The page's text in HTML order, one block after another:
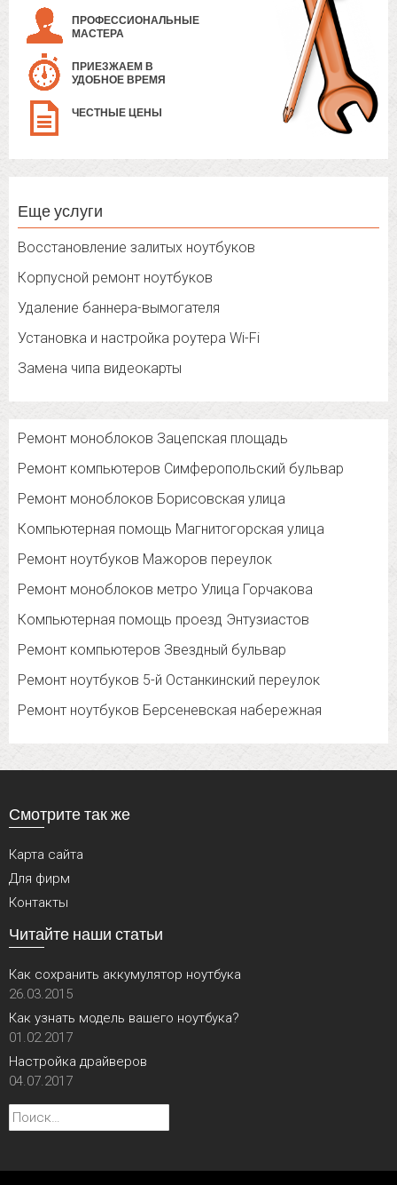
ПРОФЕССИОНАЛЬНЫЕ
МАСТЕРА
ПРИЕЗЖАЕМ В
УДОБНОЕ ВРЕМЯ
ЧЕСТНЫЕ ЦЕНЫ
Еще услуги
Восстановление залитых ноутбуков
Корпусной ремонт ноутбуков
Удаление баннера-вымогателя
Установка и настройка роутера Wi-Fi
Замена чипа видеокарты
Ремонт моноблоков Зацепская площадь
Ремонт компьютеров Симферопольский бульвар
Ремонт моноблоков Борисовская улица
Компьютерная помощь Магнитогорская улица
Ремонт ноутбуков Мажоров переулок
Ремонт моноблоков метро Улица Горчакова
Компьютерная помощь проезд Энтузиастов
Ремонт компьютеров Звездный бульвар
Ремонт ноутбуков 5-й Останкинский переулок
Ремонт ноутбуков Берсеневская набережная
Смотрите так же
Карта сайта
Для фирм
Контакты
Читайте наши статьи
Как сохранить аккумулятор ноутбука
26.03.2015
Как узнать модель вашего ноутбука?
01.02.2017
Настройка драйверов
04.07.2017
Найти: